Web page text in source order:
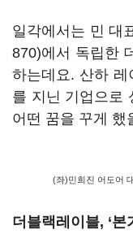
일각에서는 민 대
870)에서 독립한
하는데요. 산하 레
를 지닌 기업으로
어떤 꿈을 꾸게 했
(좌)민희진 어도어
더블랙레이블, ‘본